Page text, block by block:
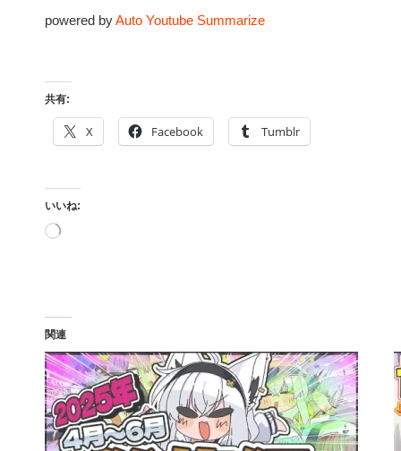
powered byAuto Youtube Summarize
共有:
X Facebook Tumblr
いいね:
読
み
関連